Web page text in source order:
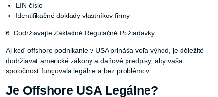
EIN číslo
Identifikačné doklady vlastníkov firmy
6. Dodržiavajte Základné Regulačné Požiadavky
Aj keď offshore podnikanie v USA prináša veľa výhod, je dôležité
dodržiavať americké zákony a daňové predpisy, aby vaša
spoločnosť fungovala legálne a bez problémov.
Je Offshore USA Legálne?